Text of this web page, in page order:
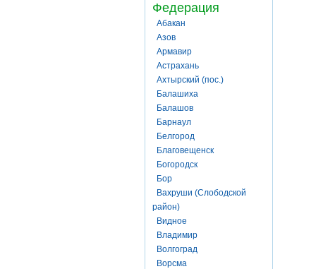
Федерация
Абакан
Азов
Армавир
Астрахань
Ахтырский (пос.)
Балашиха
Балашов
Барнаул
Белгород
Благовещенск
Богородск
Бор
Вахруши (Слободской
район)
Видное
Владимир
Волгоград
Ворсма